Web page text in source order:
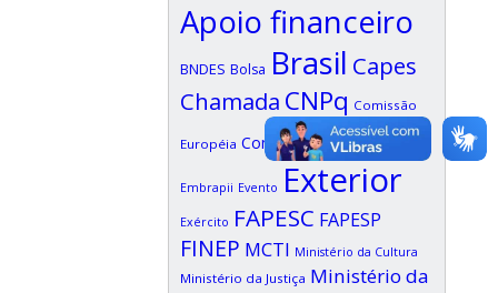
Apoio financeiro
BNDES Bolsa Brasil Capes
Chamada CNPq Comissão
Européia Confap Edital EDUFI
Embrapii Evento Exterior
Exército FAPESC FAPESP
FINEP MCTI Ministério da Cultura
Ministério da Justiça Ministério da